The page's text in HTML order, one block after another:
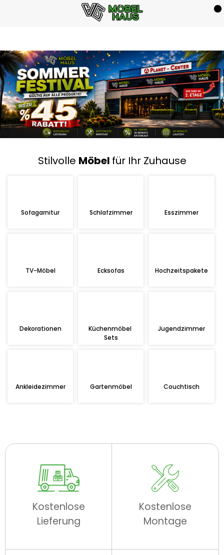
Stilvolle Möbel für Ihr Zuhause
Sofagarnitur Schlafzimmer Esszimmer
TV-Möbel Ecksofas Hochzeitspakete
Dekorationen
Küchenmöbel
Sets
Jugendzimmer
Ankleidezimmer Gartenmöbel Couchtisch
Kostenlose
Lieferung
Kostenlose
Montage